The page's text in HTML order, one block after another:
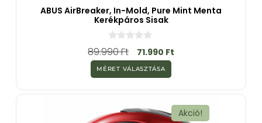
ABUS AirBreaker, In-Mold, Pure Mint Menta
Kerékpáros Sisak
0
a
5
-
b
ő
89.990Ft 71.990 Ft
MÉRET VÁLASZTÁSA
Akció!